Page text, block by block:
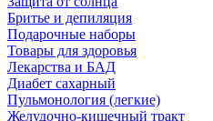
Бритье и депиляция
Подарочные наборы
Товары для здоровья
Лекарства и БАД
Диабет сахарный
Пульмонология (легкие)
Желудочно-кишечный тракт